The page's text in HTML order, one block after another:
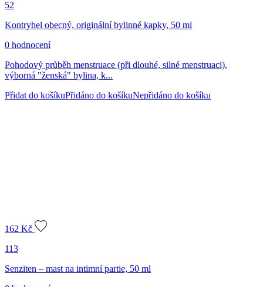
52
Kontryhel obecný, originální bylinné kapky, 50 ml
0 hodnocení
Pohodový průběh menstruace (při dlouhé, silné menstruaci),
výborná "ženská" bylina, k...
Přidat do košíkuPřidáno do košíkuNepřidáno do košíku
162 Kč
113
Senziten – mast na intimní partie, 50 ml